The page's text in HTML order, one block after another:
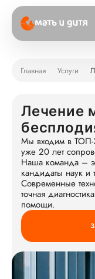
Главная Услуги
Лечение
Мы входим в ТОП-
уже 20 лет
Наша команда –
кандидаты наук и
Современные
точная
помощи.